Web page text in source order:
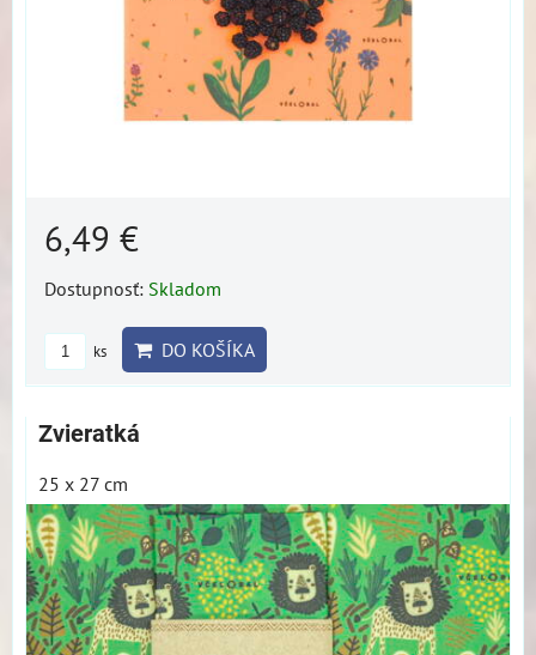
6,49 €
Dostupnosť: Skladom
ks DO KOŠÍKA
Zvieratká
25 x 27 cm